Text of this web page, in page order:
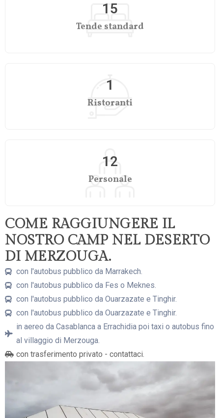
Tende standard
15
Ristoranti
1
Personale
12
COME RAGGIUNGERE IL
NOSTRO CAMP NEL DESERTO
DI MERZOUGA.
con l'autobus pubblico da Marrakech.
con l'autobus pubblico da Fes o Meknes.
con l'autobus pubblico da Ouarzazate e Tinghir.
con l'autobus pubblico da Ouarzazate e Tinghir.
in aereo da Casablanca a Errachidia poi taxi o autobus fino
al villaggio di Merzouga.
con trasferimento privato - contattaci.